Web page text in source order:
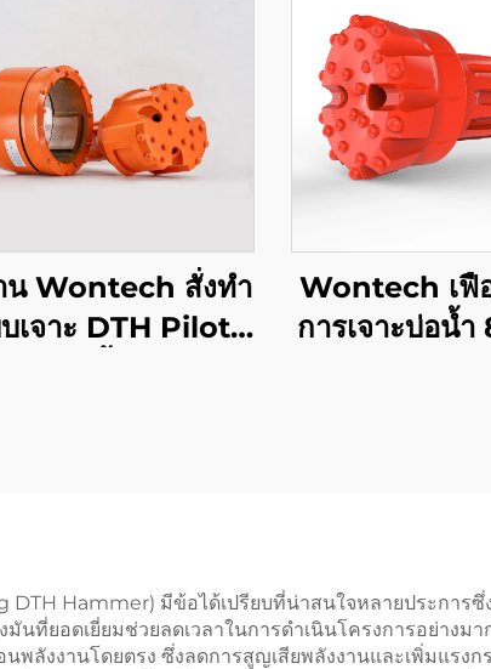
น Wontech สั่งทำ
เจาะ DTH Pilot
Wontech เฟื
การเจาะบ่อน้
DTH Hammer) มีข้อได้เปรียบที่น่าสนใจหลายประการ
นที่ยอดเยี่ยมช่วยลดเวลาในการดำเนินโครงการอย่างม
ลังงานโดยตรง ซึ่งลดการสูญเสียพลังงานและเพิ่มแรง